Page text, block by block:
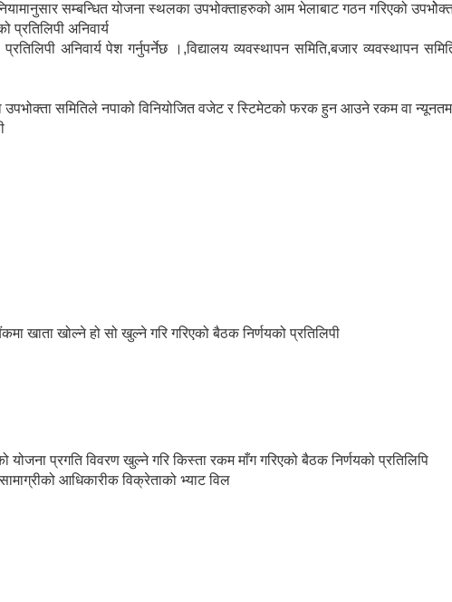
सम्बन्धित योजना स्थलका उपभोक्ताहरुको आम भेलाबाट गठन गरिएको
प्रतिलिपी अनिवार्य
अनिवार्य पेश गर्नुपर्नेछ ।,विद्यालय व्यवस्थापन समिति,बजार व्यवस्थापन
समितिले नपाको विनियोजित वजेट र स्टिमेटको फरक हुन आउने रकम वा
खोल्ने हो सो खुल्ने गरि गरिएको बैठक निर्णयको प्रतिलिपी
प्रगति विवरण खुल्ने गरि किस्ता रकम माँग गरिएको बैठक निर्णयको प्रतिलिपि
आधिकारीक विक्रेताको भ्याट विल